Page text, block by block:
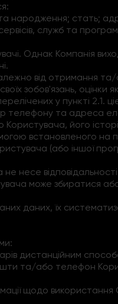
народження;
служб та
Однак Компанія
від отримання
зобов'язань,
у пункті 2.1.
телефону та адреса
його
встановленого на
(або іншої
несе
може збиратися
даних, їх
дистанційним
та/або телефон
щодо